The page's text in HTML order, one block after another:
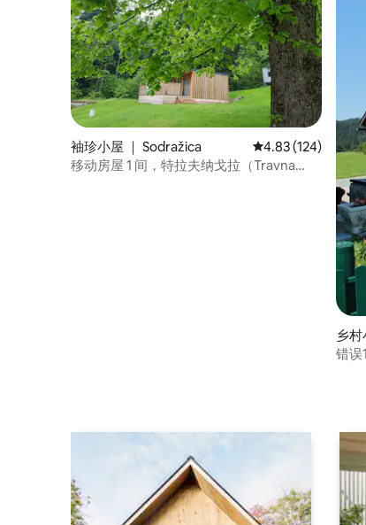
袖珍小屋 ｜ Sodražica 平均评分 4.83 分
4.83 (124)
移动房屋 1 间，特拉夫纳戈拉（Travna
乡
错误1